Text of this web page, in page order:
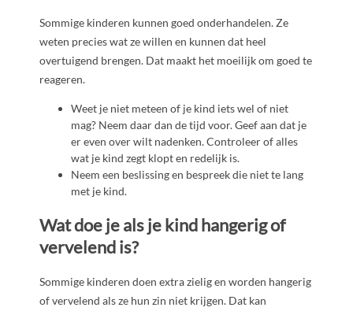
Sommige kinderen kunnen goed onderhandelen. Ze
weten precies wat ze willen en kunnen dat heel
overtuigend brengen. Dat maakt het moeilijk om goed te
reageren.
Weet je niet meteen of je kind iets wel of niet
mag? Neem daar dan de tijd voor. Geef aan dat je
er even over wilt nadenken. Controleer of alles
wat je kind zegt klopt en redelijk is.
Neem een beslissing en bespreek die niet te lang
met je kind.
Wat doe je als je kind hangerig of
vervelend is?
Sommige kinderen doen extra zielig en worden hangerig
of vervelend als ze hun zin niet krijgen. Dat kan